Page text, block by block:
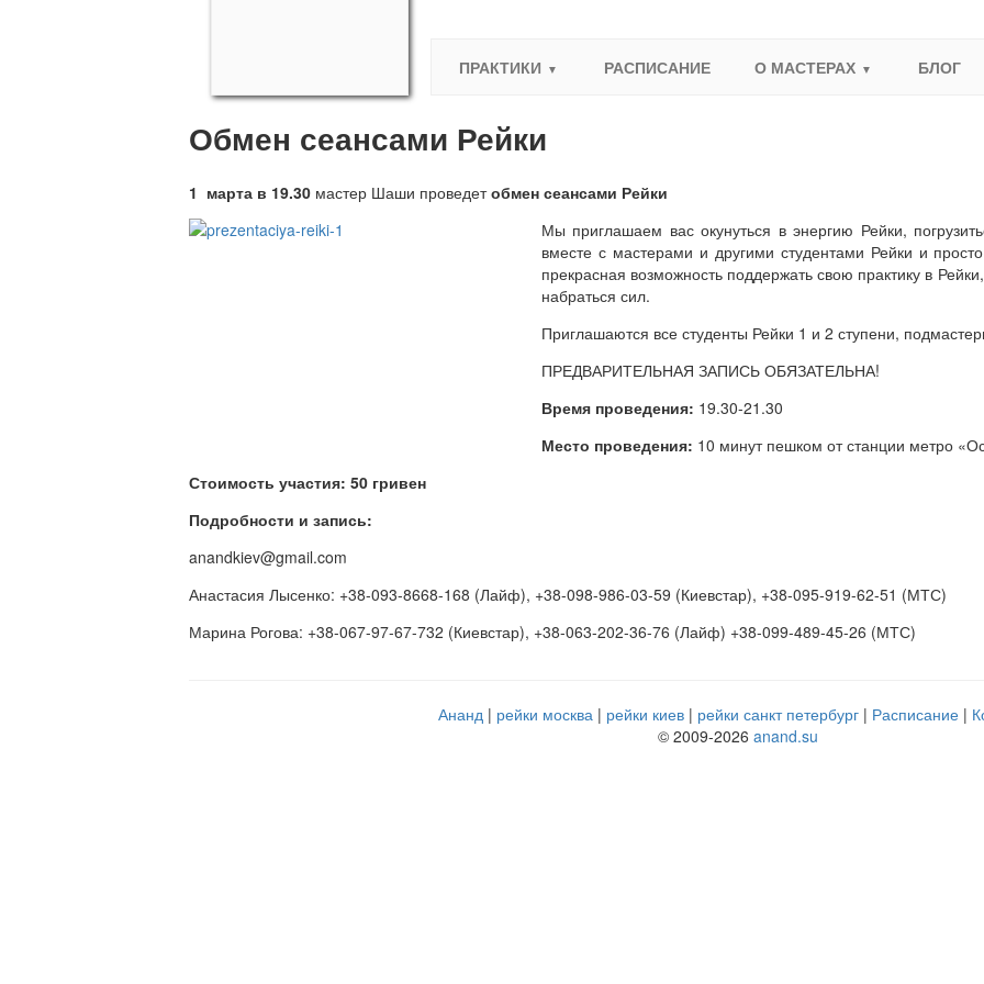
ПРАКТИКИ
РАСПИСАНИЕ О МАСТЕРАХ БЛОГ
Обмен сеансами Рейки
1 марта в 19.30 мастер Шаши проведетобмен сеансами Рейки
Мы приглашаем вас окунуться в энергию Рейки,
вместе с мастерами и другими студентами Рейки и
прекрасная возможность поддержать свою практику в
набраться сил.
Приглашаются все студенты Рейки 1 и 2 ступени,
ПРЕДВАРИТЕЛЬНАЯ ЗАПИСЬ ОБЯЗАТЕЛЬНА!
Время проведения: 19.30-21.30
Место проведения: 10 минут пешком от станции метро
Стоимость участия: 50 гривен
Подробности и запись:
anandkiev@gmail.com
Анастасия Лысенко: +38-093-8668-168 (Лайф), +38-098-986-03-59 (Киевстар), +38-095-919-62-51 (МТС)
Марина Рогова: +38-067-97-67-732 (Киевстар), +38-063-202-36-76 (Лайф) +38-099-489-45-26 (МТС)
Ананд рейки москва рейки киев рейки санкт петербург Расписание
© 2009-2026 anand.su